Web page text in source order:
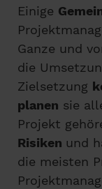
Einige
Ganze und
die
Zielsetzung
planen sie
Projekt
Risiken und
die meisten